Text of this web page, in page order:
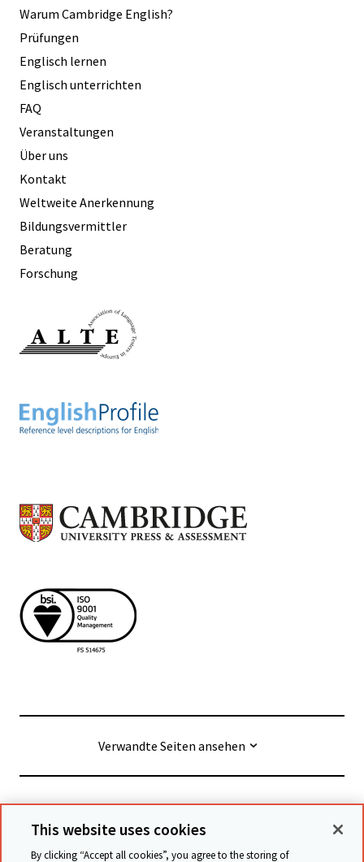
Warum Cambridge English?
Prüfungen
Englisch lernen
Englisch unterrichten
FAQ
Veranstaltungen
Über uns
Kontakt
Weltweite Anerkennung
Bildungsvermittler
Beratung
Forschung
Verwandte Seiten ansehen
© Cambridge University Press & Assessment
This website uses cookies
By clicking “Accept all cookies”, you agree to the storing of